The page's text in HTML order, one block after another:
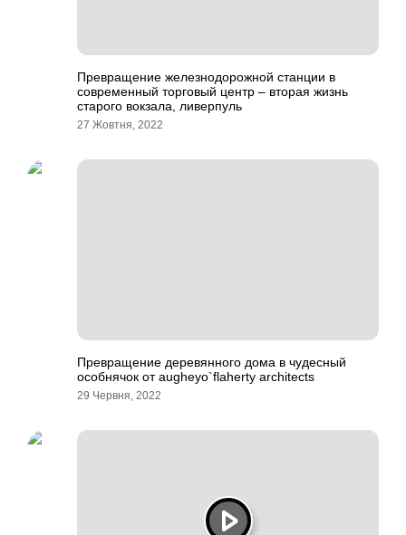
Превращение железнодорожной станции в
современный торговый центр – вторая жизнь
старого вокзала, ливерпуль
27 Жовтня, 2022
Превращение деревянного дома в чудесный
особнячок от augheyo`flaherty architects
29 Червня, 2022